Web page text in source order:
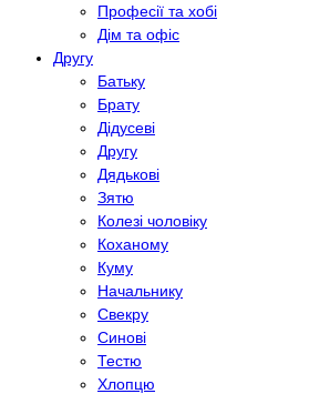
Професії та хобі
Дім та офіс
Другу
Батьку
Брату
Дідусеві
Другу
Дядькові
Зятю
Колезі чоловіку
Коханому
Куму
Начальнику
Свекру
Синові
Тестю
Хлопцю